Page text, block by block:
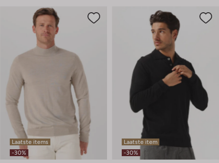
Laatste items
-30%
Laatste item
-30%